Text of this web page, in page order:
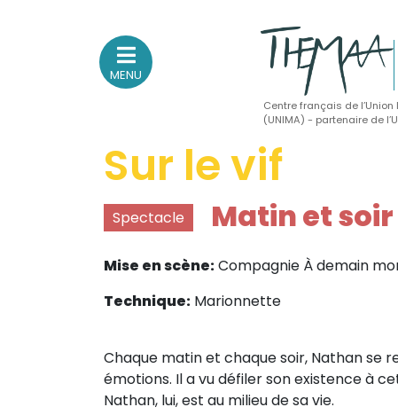
Association nationale
des Théâtres de Marionnettes
et Arts Associés
Sur le feu
(Actualités, annonces, vie professionnelle)
Sur le vif
Sur le fond
(Fonctionnement, gouvernance, groupes de travail,
MENU
Centre français de
(UNIMA) - partenaire de
Sur le vif
Spectacle Matin et soir
Mise en scène:Compagnie À demain
Technique: Marionnette
Chaque matin et chaque soir, Nathan se
émotions. Il a vu défiler son existence à
Nathan, lui, est au milieu de sa vie.